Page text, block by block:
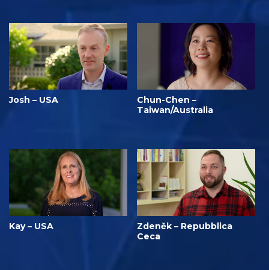
Josh – USA
Chun-Chen –
Taiwan/Australia
Kay – USA
Zdeněk – Repubblica
Ceca